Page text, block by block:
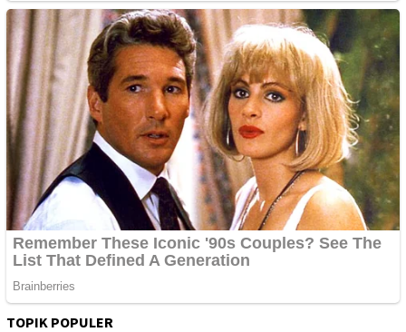
TOPIK POPULER